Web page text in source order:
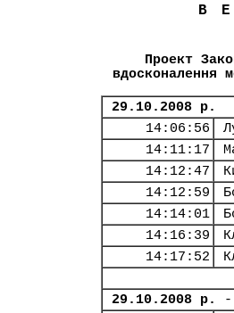
Проект
вдосконалення
29.10.2008 р.
14:06:56
14:11:17
14:12:47
14:12:59
14:14:01
14:16:39
14:17:52
29.10.2008 р.
-